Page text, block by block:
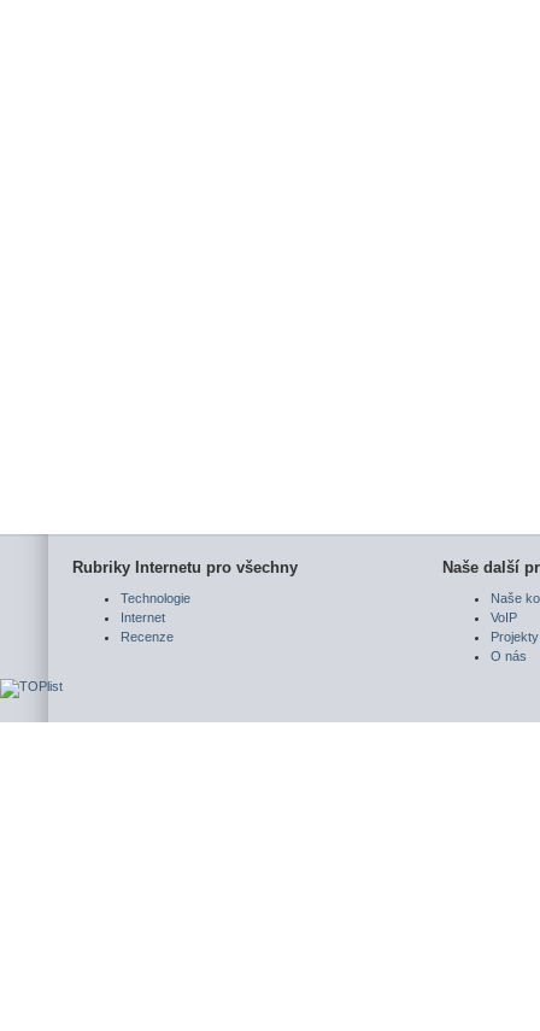
Rubriky Internetu pro všechny
Technologie
Internet
Recenze
Naše další
Naše
VoIP
Projekty
O nás